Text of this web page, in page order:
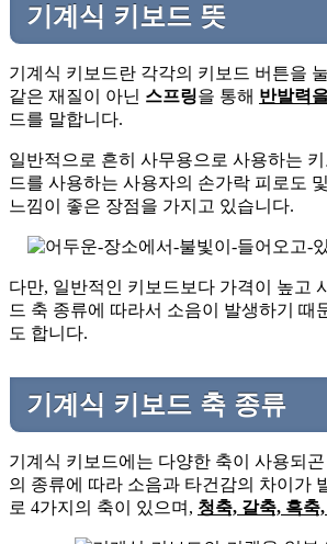
기계식 키보드 뜻
기계식 키보드란 각각의 키보드 버튼을
같은 재질이 아닌 스프링을 통해 반발력
드를 말합니다.
일반적으로 흔히 사무용으로 사용하는
드를 사용하는 사용자의 손가락 피로도
느낌이 좋은 장점을 가지고 있습니다.
다만, 일반적인 키보드보다 가격이 높고
드 축 종류에 따라서 소음이 발생하기 때
도 합니다.
기계식 키보드 축 종류
기계식 키보드에는 다양한 축이 사용되
의 종류에 따라 소음과 타건감의 차이가
로 4가지의 축이 있으며, 청축, 갈축, 흑축